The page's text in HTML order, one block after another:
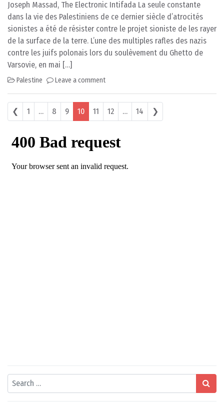
Joseph Massad, The Electronic Intifada La seule constante
dans la vie des Palestiniens de ce dernier siècle d’atrocités
sionistes a été de résister contre le projet sioniste de les rayer
de la surface de la terre. L’une des multiples rafles des nazis
contre les juifs polonais lors du soulèvement du Ghetto de
Varsovie, en mai […]
Palestine Leave a comment
Posts navigation
❮ 1 … 8 9 10 11 12 … 14 ❯
Search